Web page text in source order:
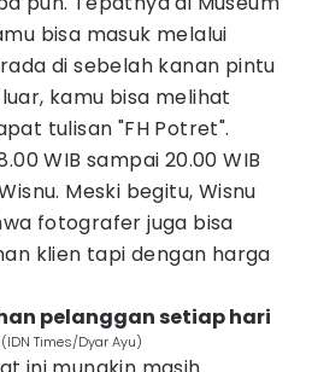
bisa masuk melalui
di sebelah kanan pintu
kamu bisa melihat
tulisan "FH Potret".
WIB sampai 20.00 WIB
Meski begitu, Wisnu
fotografer juga bisa
klien tapi dengan harga
pelanggan setiap hari
Times/Dyar Ayu)